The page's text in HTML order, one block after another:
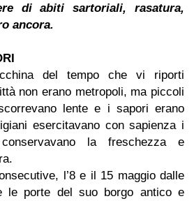
di abiti sartoriali, rasatura,
ancora.
del tempo che vi riporti
non erano metropoli, ma piccoli
lente e i sapori erano
esercitavano con sapienza i
la freschezza e
l’8 e il 15 maggio dalle
le porte del suo borgo antico e